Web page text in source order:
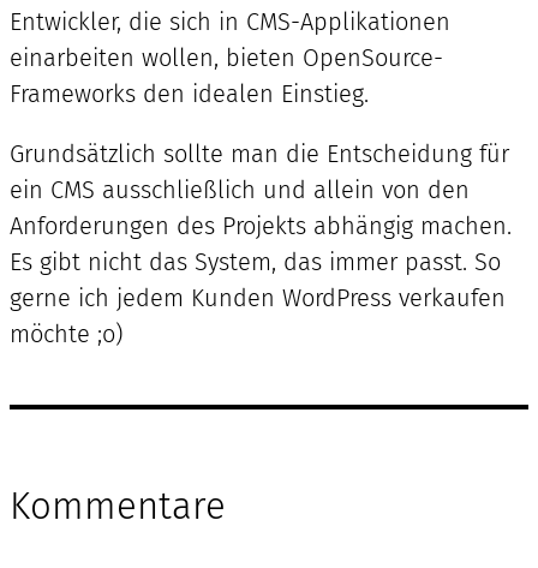
Entwickler, die sich in CMS-Applikationen
einarbeiten wollen, bieten OpenSource-
Frameworks den idealen Einstieg.
Grundsätzlich sollte man die Entscheidung für
ein CMS ausschließlich und allein von den
Anforderungen des Projekts abhängig machen.
Es gibt nicht das System, das immer passt. So
gerne ich jedem Kunden WordPress verkaufen
möchte ;o)
Kommentare